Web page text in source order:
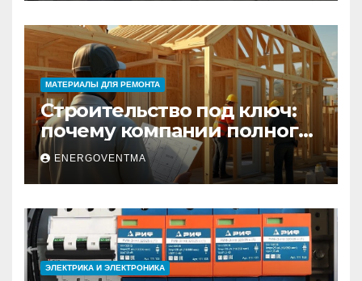
МАТЕРИАЛЫ ДЛЯ РЕМОНТА
Строительство под ключ:
почему компании полного
цикла меняют рынок
недвижимости
ENERGOVENTMA
ЭЛЕКТРИКА И ЭЛЕКТРОНИКА